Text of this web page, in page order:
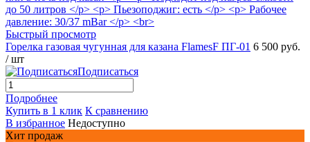
Быстрый просмотр
Горелка газовая чугунная для казана FlamesF ПГ-01 6 500 руб.
/ шт
Подписаться
Подробнее
Купить в 1 клик К сравнению
В избранное Недоступно
Хит продаж